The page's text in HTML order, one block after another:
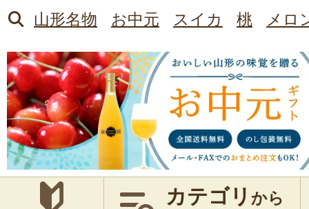
山形名物 お中元 スイカ 桃 メロ
カテゴリ から